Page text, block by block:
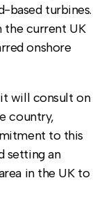
based turbines.
the current UK
onshore
will consult on
country,
to this
setting an
in the UK to